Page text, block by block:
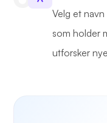
Velg et
som holder
utforsker